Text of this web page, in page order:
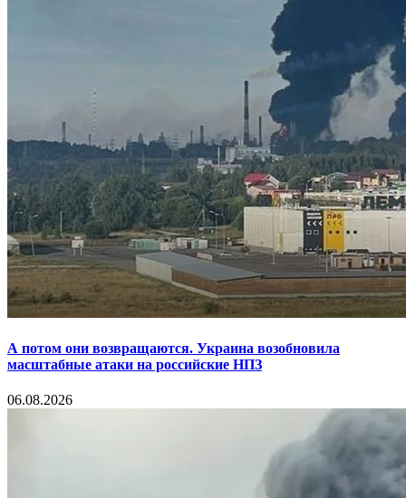
А потом они возвращаются. Украина возобновила
масштабные атаки на российские НПЗ
06.08.2026